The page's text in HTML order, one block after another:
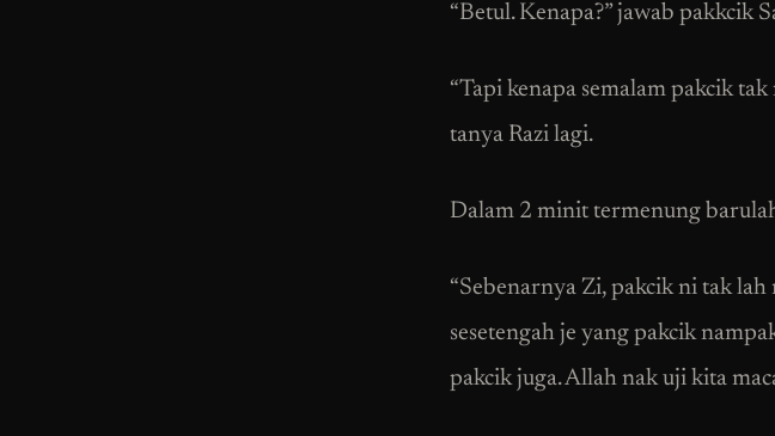
“Betul. Kenapa?” jawab pakkcik
“Tapi kenapa semalam pakcik
tanya Razi lagi.
Dalam 2 minit termenung
“Sebenarnya Zi, pakcik ni tak
sesetengah je yang pakcik
pakcik juga. Allah nak uji kita